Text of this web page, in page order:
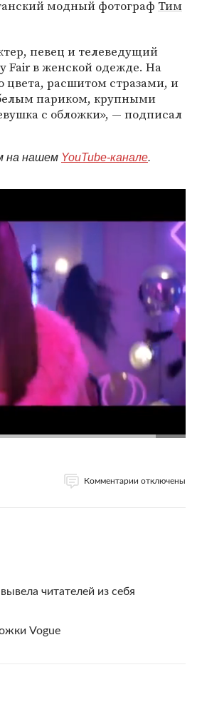
модный фотограф Тим
певец и телеведущий
Fair в женской одежде. На
цвета, расшитом стразами, и
белым париком, крупными
с обложки», — подписал
на нашем YouTube-канале.
Комментарии отключены
читателей из себя
Vogue